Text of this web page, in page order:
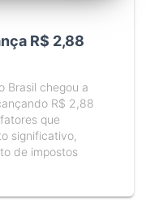
R$ 2,88
Brasil chegou a
R$ 2,88
que
significativo,
de impostos